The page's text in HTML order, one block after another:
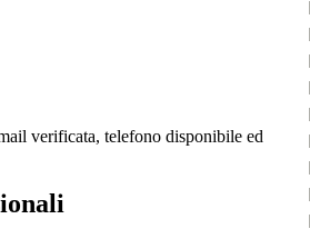
verificata, telefono disponibile ed